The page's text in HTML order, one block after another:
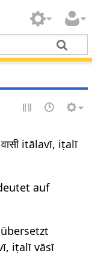
वासी itālavī, iṭalī
auf
iṭalī vāsī